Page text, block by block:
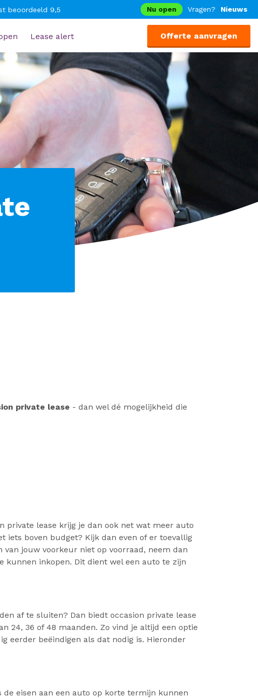
beoordeeld 9,5 Nu open Vragen? Nieuws
Lease alert Offerte aanvragen
private lease - dan wel dé mogelijkheid die
private lease krijg je dan ook net wat meer auto
iets boven budget? Kijk dan even of er toevallig
van jouw voorkeur niet op voorraad, neem dan
kunnen inkopen. Dit dient wel een auto te zijn
af te sluiten? Dan biedt occasion private lease
24, 36 of 48 maanden. Zo vind je altijd een optie
eerder beëindigen als dat nodig is. Hieronder
eisen aan een auto op korte termijn kunnen